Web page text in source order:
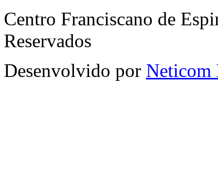
Centro Franciscano de
Reservados
Desenvolvido por Neticom